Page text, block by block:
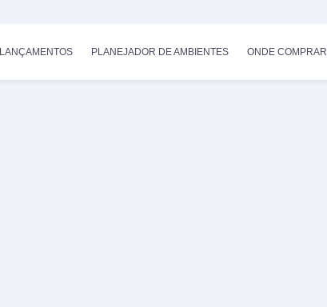
LANÇAMENTOS PLANEJADOR DE AMBIENTES ONDE COMPRAR